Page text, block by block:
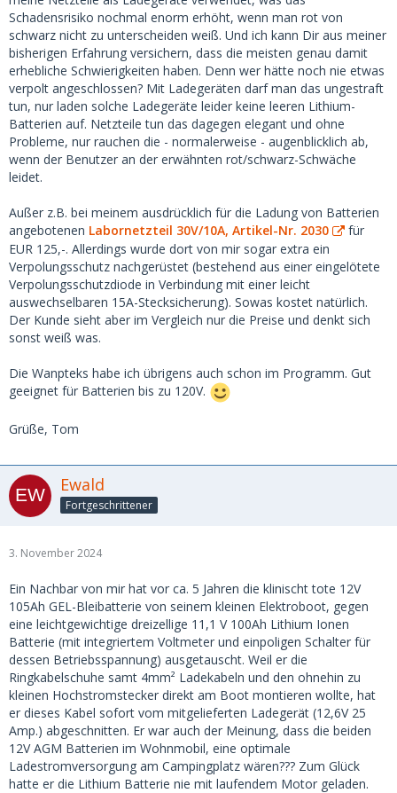
Schadensrisiko nochmal enorm erhöht, wenn man rot von
schwarz nicht zu unterscheiden weiß. Und ich kann Dir aus meiner
bisherigen Erfahrung versichern, dass die meisten genau damit
erhebliche Schwierigkeiten haben. Denn wer hätte noch nie etwas
verpolt angeschlossen? Mit Ladegeräten darf man das ungestraft
tun, nur laden solche Ladegeräte leider keine leeren Lithium-
Batterien auf. Netzteile tun das dagegen elegant und ohne
Probleme, nur rauchen die - normalerweise - augenblicklich ab,
wenn der Benutzer an der erwähnten rot/schwarz-Schwäche
leidet.
Außer z.B. bei meinem ausdrücklich für die Ladung von Batterien
angebotenen Labornetzteil 30V/10A, Artikel-Nr. 2030
für
EUR 125,-. Allerdings wurde dort von mir sogar extra ein
Verpolungsschutz nachgerüstet (bestehend aus einer eingelötete
Verpolungsschutzdiode in Verbindung mit einer leicht
auswechselbaren 15A-Stecksicherung). Sowas kostet natürlich.
Der Kunde sieht aber im Vergleich nur die Preise und denkt sich
sonst weiß was.
Die Wanpteks habe ich übrigens auch schon im Programm. Gut
geeignet für Batterien bis zu 120V.
Grüße, Tom
Ewald
Fortgeschrittener
3. November 2024
Ein Nachbar von mir hat vor ca. 5 Jahren die klinischt tote 12V
105Ah GEL-Bleibatterie von seinem kleinen Elektroboot, gegen
eine leichtgewichtige dreizellige 11,1 V 100Ah Lithium Ionen
Batterie (mit integriertem Voltmeter und einpoligen Schalter für
dessen Betriebsspannung) ausgetauscht. Weil er die
Ringkabelschuhe samt 4mm² Ladekabeln und den ohnehin zu
kleinen Hochstromstecker direkt am Boot montieren wollte, hat
er dieses Kabel sofort vom mitgelieferten Ladegerät (12,6V 25
Amp.) abgeschnitten. Er war auch der Meinung, dass die beiden
12V AGM Batterien im Wohnmobil, eine optimale
Ladestromversorgung am Campingplatz wären??? Zum Glück
hatte er die Lithium Batterie nie mit laufendem Motor geladen.